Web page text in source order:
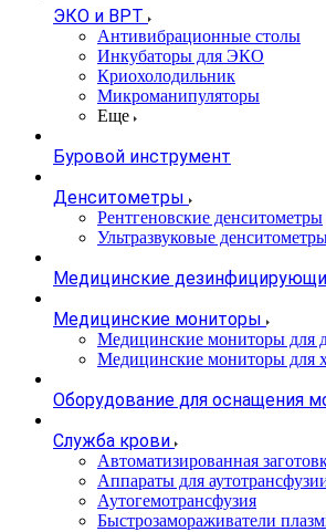
ЭКО и ВРТ
Антивибрационные столы
Инкубаторы для ЭКО
Криохолодильник
Микроманипуляторы
Еще
Буровой инструмент
Денситометры
Рентгеновские денситометры
Ультразвуковые
Медицинские
Медицинские мониторы
Медицинские мониторы для
Медицинские мониторы для
Оборудование для оснащения
Служба крови
Автоматизированная
Аппараты для
Аутогемотрансфузия
Быстрозамораживатели